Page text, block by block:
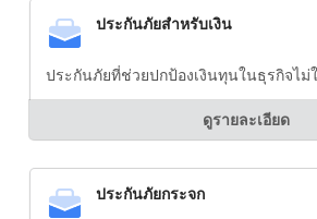
ประกันภัยสำหรับเงิน
ประกันภัยที่ช่วยปกป้องเงินทุนในธุรกิจไม่
ดูรายละเอียด
ประกันภัยกระจก